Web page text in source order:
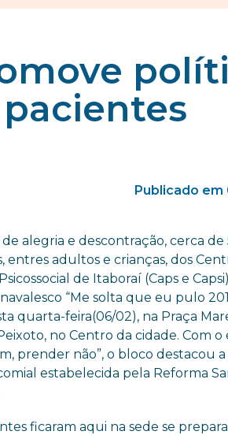
Publicado em
alegria e descontração, cerca de
entres adultos e crianças, dos
de Itaboraí (Caps e
“Me solta que eu pulo
quarta-feira(06/02), na Praça
no Centro da cidade. Com o
prender não”, o bloco destacou
estabelecida pela Reforma
ficaram aqui na sede se